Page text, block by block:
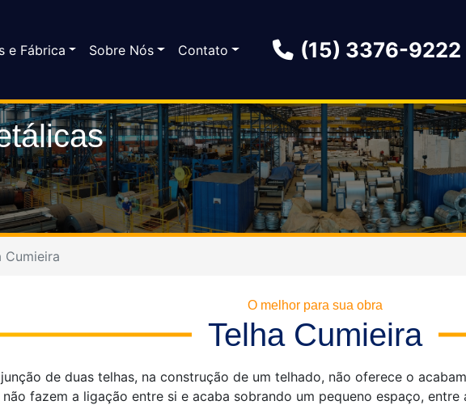
e Fábrica Sobre Nós Contato (15) 3376-9222
Cumieira
O melhor para sua obra
Telha Cumieira
de duas telhas, na construção de um telhado, não oferece o
fazem a ligação entre si e acaba sobrando um pequeno espaço,